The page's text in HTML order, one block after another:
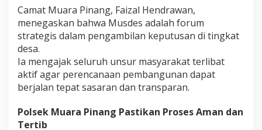
Camat Muara Pinang, Faizal Hendrawan,
menegaskan bahwa Musdes adalah forum
strategis dalam pengambilan keputusan di tingkat
desa.
Ia mengajak seluruh unsur masyarakat terlibat
aktif agar perencanaan pembangunan dapat
berjalan tepat sasaran dan transparan.
Polsek Muara Pinang Pastikan Proses Aman dan
Tertib